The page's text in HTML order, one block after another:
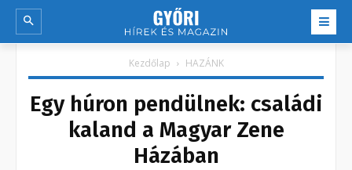
Kezdőlap HAZÁNK
Egy húron pendülnek: családi
kaland a Magyar Zene
Házában